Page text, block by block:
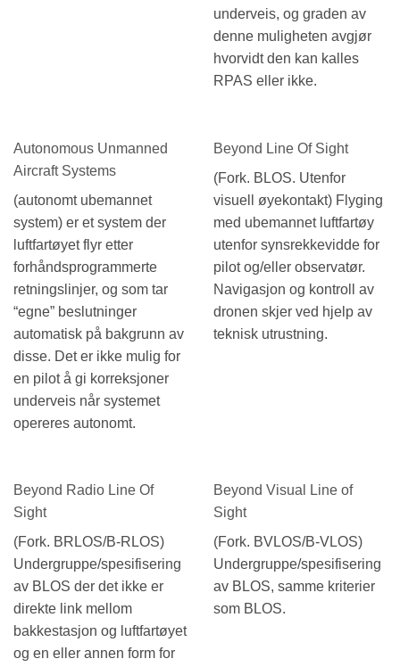
underveis, og graden av
denne muligheten avgjør
hvorvidt den kan kalles
RPAS eller ikke.
Autonomous Unmanned
Aircraft Systems
(autonomt ubemannet
system) er et system der
luftfartøyet flyr etter
forhåndsprogrammerte
retningslinjer, og som tar
“egne” beslutninger
automatisk på bakgrunn av
disse. Det er ikke mulig for
en pilot å gi korreksjoner
underveis når systemet
opereres autonomt.
Beyond Line Of Sight
(Fork. BLOS. Utenfor
visuell øyekontakt) Flyging
med ubemannet luftfartøy
utenfor synsrekkevidde for
pilot og/eller observatør.
Navigasjon og kontroll av
dronen skjer ved hjelp av
teknisk utrustning.
Beyond Radio Line Of
Sight
(Fork. BRLOS/B-RLOS)
Undergruppe/spesifisering
av BLOS der det ikke er
direkte link mellom
bakkestasjon og luftfartøyet
og en eller annen form for
Beyond Visual Line of
Sight
(Fork. BVLOS/B-VLOS)
Undergruppe/spesifisering
av BLOS, samme kriterier
som BLOS.